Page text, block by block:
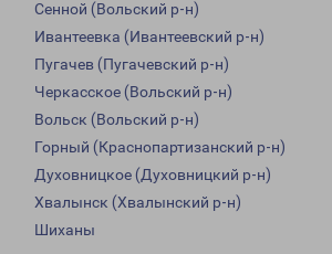
Сенной (Вольский р-н)
Ивантеевка (Ивантеевский р-н)
Пугачев (Пугачевский р-н)
Черкасское (Вольский р-н)
Вольск (Вольский р-н)
Горный (Краснопартизанский р-н)
Духовницкое (Духовницкий р-н)
Хвалынск (Хвалынский р-н)
Шиханы